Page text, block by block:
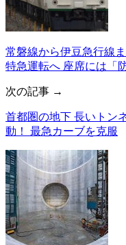
常磐線から伊豆急行線
特急運転へ 座席には「
次の記事 →
首都圏の地下 長いトン
動！ 最急カーブを克服